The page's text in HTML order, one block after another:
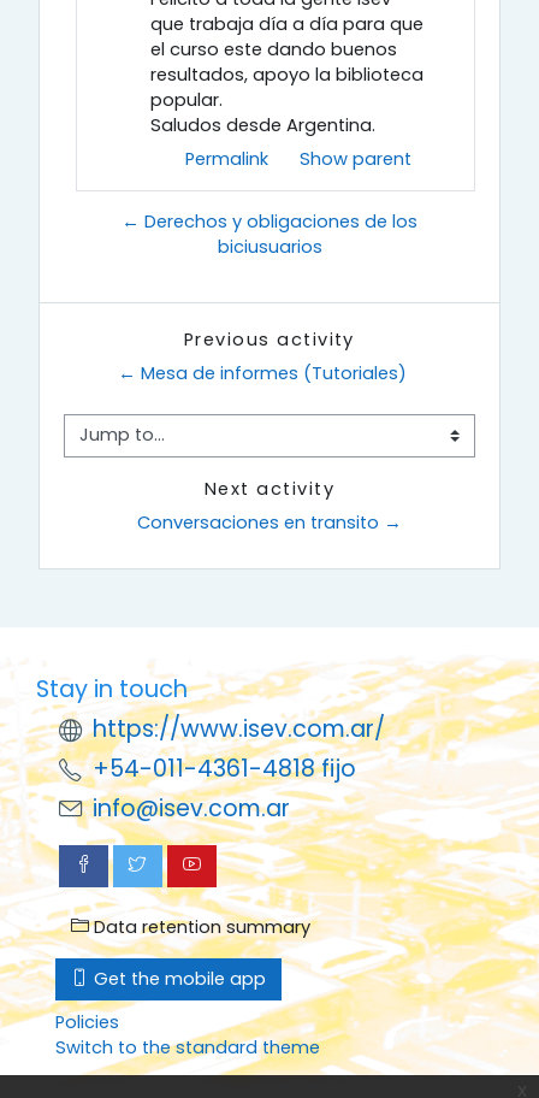
que trabaja día a día para que
el curso este dando buenos
resultados, apoyo la biblioteca
popular.
Saludos desde Argentina.
Permalink
Show parent
← Derechos y obligaciones de los
biciusuarios
Previous activity
← Mesa de informes (Tutoriales)
Jump to...
Next activity
Conversaciones en transito →
Stay in touch
https://www.isev.com.ar/
+54-011-4361-4818 fijo
info@isev.com.ar
Data retention summary
Get the mobile app
Policies
Switch to the standard theme